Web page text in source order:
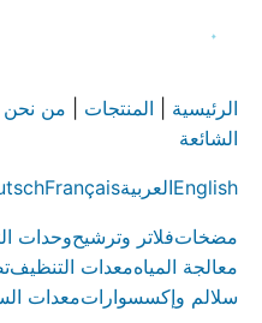
الرئيسية المنتجات من نحن
الشائعة
EnglishالعربيةFrançais
مضخاتفلاتر وترشيحوحدات
معالجة المياهمعدات التنظيف
سلالم وإكسسواراتمعدات